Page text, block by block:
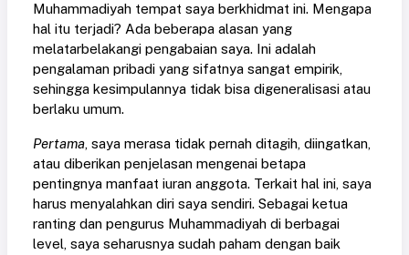
Muhammadiyah tempat saya berkhidmat ini. Mengapa
hal itu terjadi? Ada beberapa alasan yang
melatarbelakangi pengabaian saya. Ini adalah
pengalaman pribadi yang sifatnya sangat empirik,
sehingga kesimpulannya tidak bisa digeneralisasi atau
berlaku umum.
Pertama, saya merasa tidak pernah ditagih, diingatkan,
atau diberikan penjelasan mengenai betapa
pentingnya manfaat iuran anggota. Terkait hal ini, saya
harus menyalahkan diri saya sendiri. Sebagai ketua
ranting dan pengurus Muhammadiyah di berbagai
level, saya seharusnya sudah paham dengan baik